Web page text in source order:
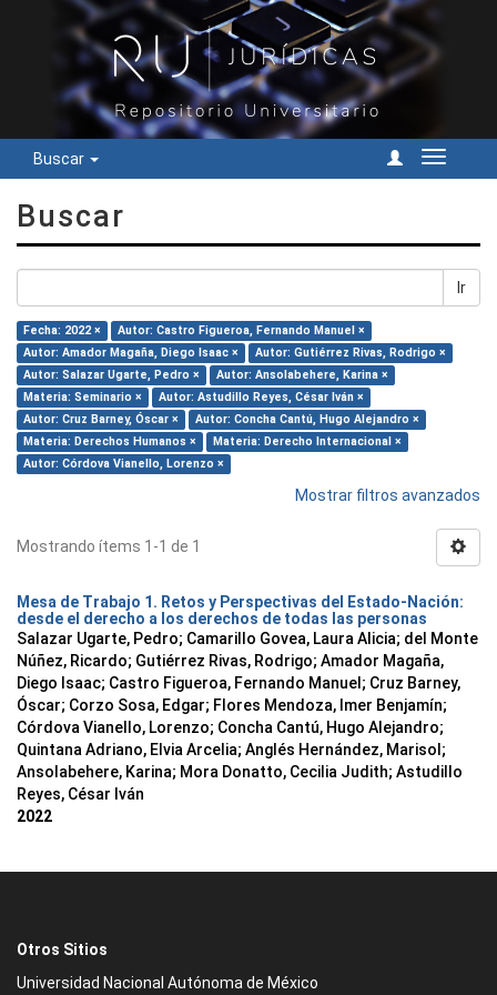
Buscar
Cambiar
Buscar
Ir
Fecha: 2022 ×
Autor: Castro Figueroa, Fernando Manuel ×
Autor: Amador Magaña, Diego Isaac ×
Autor: Gutiérrez Rivas, Rodrigo ×
Autor: Salazar Ugarte, Pedro ×
Autor: Ansolabehere, Karina ×
Materia: Seminario ×
Autor: Astudillo Reyes, César Iván ×
Autor: Cruz Barney, Óscar ×
Autor: Concha Cantú, Hugo Alejandro ×
Materia: Derechos Humanos ×
Materia: Derecho Internacional ×
Autor: Córdova Vianello, Lorenzo ×
Mostrar filtros avanzados
Mostrando ítems 1-1 de 1
Mesa de Trabajo 1. Retos y Perspectivas del Estado-Nación:
desde el derecho a los derechos de todas las personas
Salazar Ugarte, Pedro; Camarillo Govea, Laura Alicia; del Monte
Núñez, Ricardo; Gutiérrez Rivas, Rodrigo; Amador Magaña,
Diego Isaac; Castro Figueroa, Fernando Manuel ; Cruz Barney,
Óscar; Corzo Sosa, Edgar; Flores Mendoza, Imer Benjamín;
Córdova Vianello, Lorenzo; Concha Cantú, Hugo Alejandro;
Quintana Adriano, Elvia Arcelia; Anglés Hernández, Marisol ;
Ansolabehere, Karina; Mora Donatto, Cecilia Judith; Astudillo
Reyes, César Iván
2022
Otros Sitios
Universidad Nacional Autónoma de México